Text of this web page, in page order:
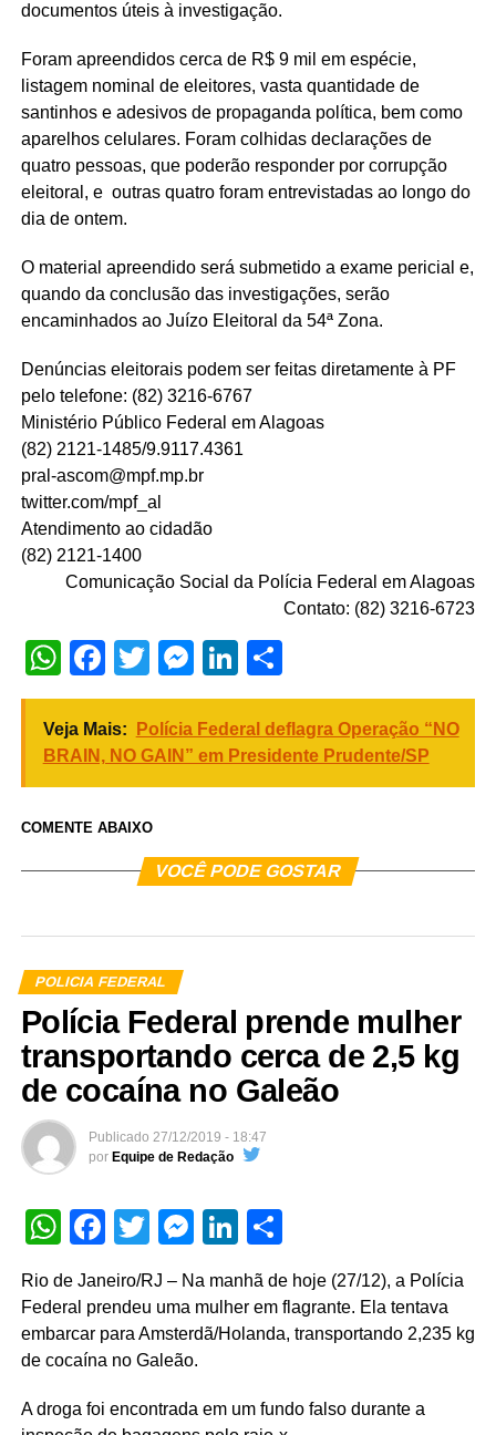
documentos úteis à investigação.
Foram apreendidos cerca de R$ 9 mil em espécie,
listagem nominal de eleitores, vasta quantidade de
santinhos e adesivos de propaganda política, bem como
aparelhos celulares. Foram colhidas declarações de
quatro pessoas, que poderão responder por corrupção
eleitoral, e outras quatro foram entrevistadas ao longo do
dia de ontem.
O material apreendido será submetido a exame pericial e,
quando da conclusão das investigações, serão
encaminhados ao Juízo Eleitoral da 54ª Zona.
Denúncias eleitorais podem ser feitas diretamente à PF
pelo telefone: (82) 3216-6767
Ministério Público Federal em Alagoas
(82) 2121-1485/9.9117.4361
pral-ascom@mpf.mp.br
twitter.com/mpf_al
Atendimento ao cidadão
(82) 2121-1400
Comunicação Social da Polícia Federal em Alagoas
Contato: (82)3216-6723
WhatsApp
Facebook
TwitterMessenger
LinkedIn
Veja Mais:
Polícia Federal deflagra Operação “NO
BRAIN, NO GAIN” em Presidente Prudente/SP
COMENTE ABAIXO
VOCÊ PODE GOSTAR
POLICIA FEDERAL
Polícia Federal prende mulher
transportando cerca de 2,5 kg
de cocaína no Galeão
Publicado 27/12/2019 - 18:47
por Equipe de Redação
WhatsApp
Facebook
TwitterMessenger
LinkedIn
Rio de Janeiro/RJ – Na manhã de hoje (27/12), a Polícia
Federal prendeu uma mulher em flagrante. Ela tentava
embarcar para Amsterdã/Holanda, transportando 2,235 kg
de cocaína no Galeão.
A droga foi encontrada em um fundo falso durante a